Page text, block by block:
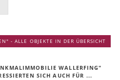
- ALLE OBJEKTE IN DER ÜBERSICHT
WALLERFING"
SICH AUCH FÜR ...